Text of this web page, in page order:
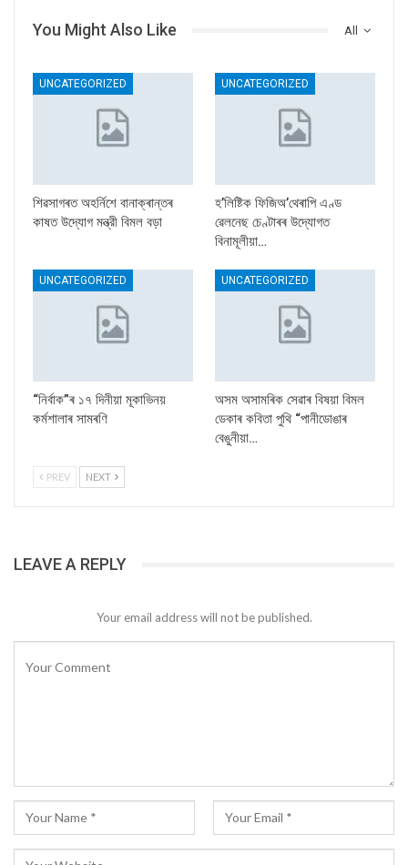
All
You Might Also Like
UNCATEGORIZED
শিৱসাগৰত অহৰ্নিশে বানাক্ৰান্তৰ
কাষত উদ্যোগ মন্ত্রী বিমল বড়া
UNCATEGORIZED
হ’লিষ্টিক ফিজিঅ’থেৰাপি এণ্ড
ৱেলনেছ চেণ্টাৰৰ উদ্যোগত
বিনামূলীয়া…
UNCATEGORIZED
“নিৰ্বাক”ৰ ১৭ দিনীয়া মূকাভিনয়
কৰ্মশালাৰ সামৰণি
UNCATEGORIZED
অসম অসামৰিক সেৱাৰ বিষয়া বিমল
ডেকাৰ কবিতা পুথি “পানীডোঙাৰ
বেঙুনীয়া…
PREV NEXT
LEAVE A REPLY
Your email address will not be published.